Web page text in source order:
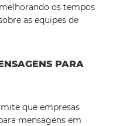
os tempos
as equipes de
PARA
que empresas
mensagens em